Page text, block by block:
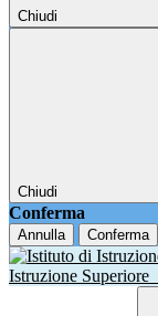
Chiudi
Chiudi
Conferma
Annulla Conferma
Istruzione Superiore